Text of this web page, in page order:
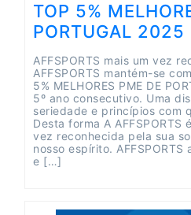
TOP 5%
PORTUGAL 2025
AFFSPORTS mais um vez
AFFSPORTS mantém-se
5% MELHORES PME DE
5º ano consecutivo. Uma
seriedade e princípios com
Desta forma A AFFSPORTS
vez reconhecida pela sua
nosso espírito.
e […]